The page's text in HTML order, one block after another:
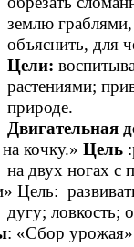
землю
объяснить, для
Цели:
растениями;
природе.
Двигательная
кочку.» Цель
на двух ногах с
Цель:
дугу; ловкость;
: «Сбор урожая»